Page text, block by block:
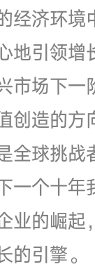
经济环境
地引领增
市场下一
创造的方
全球挑战
一个十年
业的崛起
的引擎。